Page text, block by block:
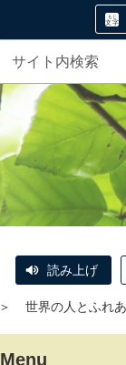
読み上げ
＞ 世界の人とふれ
Menu